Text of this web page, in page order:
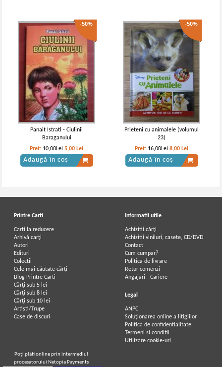
-50%
Panait Istrati - Ciulinii
Baraganului
Pret:10,00Lei 5,00 Lei
Adaugă în coș
-50%
Prieteni cu animalele (volumul
23)
Pret:16,00Lei 8,00 Lei
Adaugă în coș
Printre Carti
Carți la reducere
Arhivă carți
Autori
Edituri
Colecții
Cele mai căutate cărți
Blog Printre Carti
Cărţi sub 5 lei
Cărţi sub 8 lei
Cărţi sub 10 lei
Artiști/Trupe
Case de discuri
Informatii utile
Achizitii cărți
Achizitii viniluri, casete, CD/DVD
Contact
Cum cumpar?
Politica de livrare
Retur comenzi
Angajari - Cariere
Legal
ANPC
Soluționarea online a litigiilor
Politica de confidentialitate
Termeni si conditii
Utilizare cookie-uri
Poţi plăti online prin intermediul
procesatorului Netopia Payments